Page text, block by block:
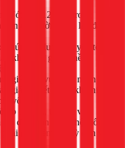
Với hơn 12 năm trong
ngàn trường hợp lắp đặt
Chúng tôi luôn đặt yếu tố
khảo sát, gia cố nền
giá dịch vụ được niêm
giá chi tiết trước khi thi
vô lý.
lo từ A-Z, từ việc vận
đặt hoàn chỉnh hệ thống
gọi thêm bất kỳ đơn vị